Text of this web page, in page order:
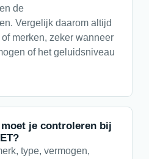
de
Vergelijk daarom altijd
merken, zeker wanneer
of het geluidsniveau
je controleren bij
type, vermogen,